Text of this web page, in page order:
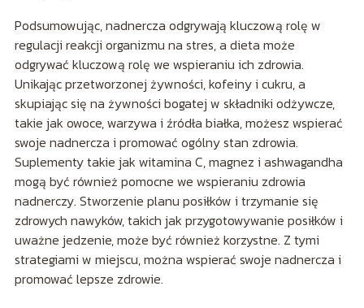
Podsumowując, nadnercza odgrywają kluczową rolę w
regulacji reakcji organizmu na stres, a dieta może
odgrywać kluczową rolę we wspieraniu ich zdrowia.
Unikając przetworzonej żywności, kofeiny i cukru, a
skupiając się na żywności bogatej w składniki odżywcze,
takie jak owoce, warzywa i źródła białka, możesz wspierać
swoje nadnercza i promować ogólny stan zdrowia.
Suplementy takie jak witamina C, magnez i ashwagandha
mogą być również pomocne we wspieraniu zdrowia
nadnerczy. Stworzenie planu posiłków i trzymanie się
zdrowych nawyków, takich jak przygotowywanie posiłków i
uważne jedzenie, może być również korzystne. Z tymi
strategiami w miejscu, można wspierać swoje nadnercza i
promować lepsze zdrowie.